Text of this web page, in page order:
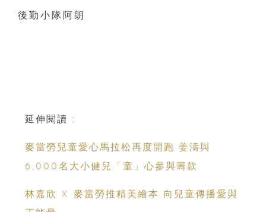
後勤小隊阿朗
延伸閱讀 :
麥當勞兒童愛心馬拉松再度開跑 姜濤與
6,000名大小健兒「童」心參與籌款
林嘉欣 X 麥當勞推精美繪本 向兒童傳播愛與